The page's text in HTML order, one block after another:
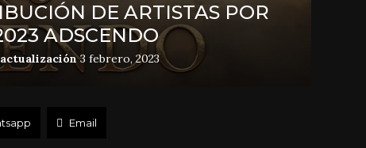
DE ARTISTAS POR
ADSCENDO
3 febrero, 2023
Email